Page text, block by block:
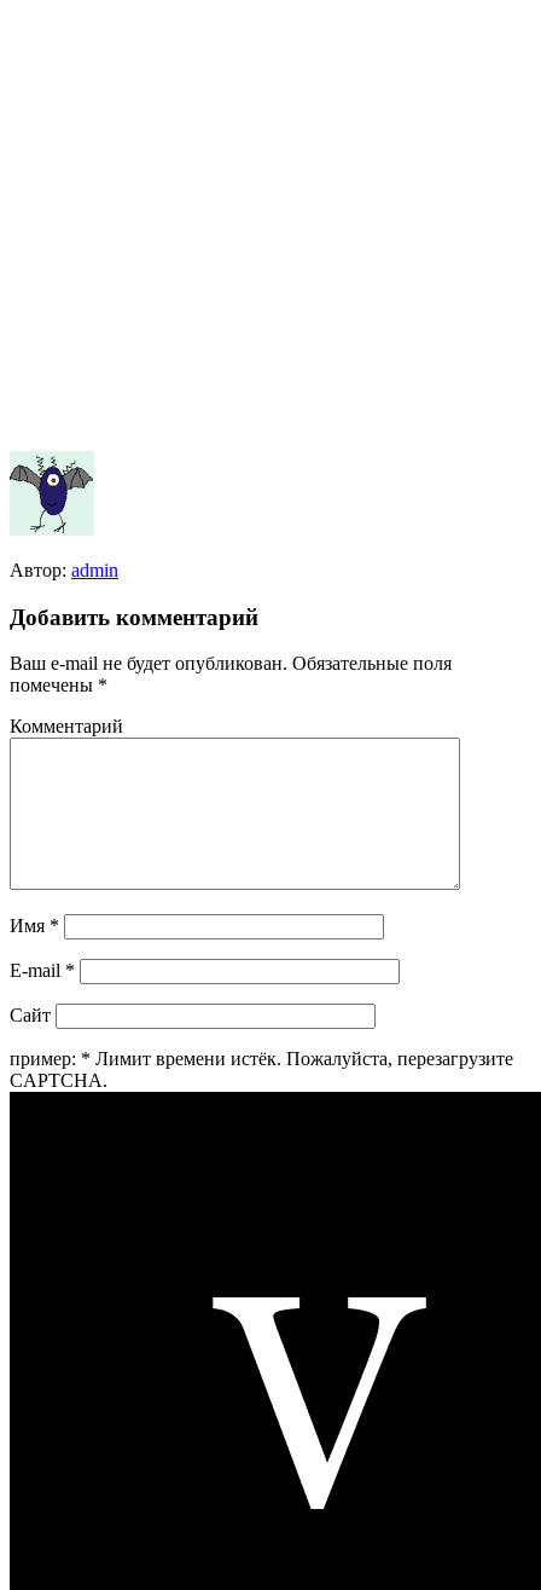
Автор: admin
Добавить комментарий
Ваш e-mail не будет опубликован. Обязательные поля
помечены *
Комментарий
Имя *
E-mail *
Сайт
пример: * Лимит времени истёк. Пожалуйста, перезагрузите
CAPTCHA.